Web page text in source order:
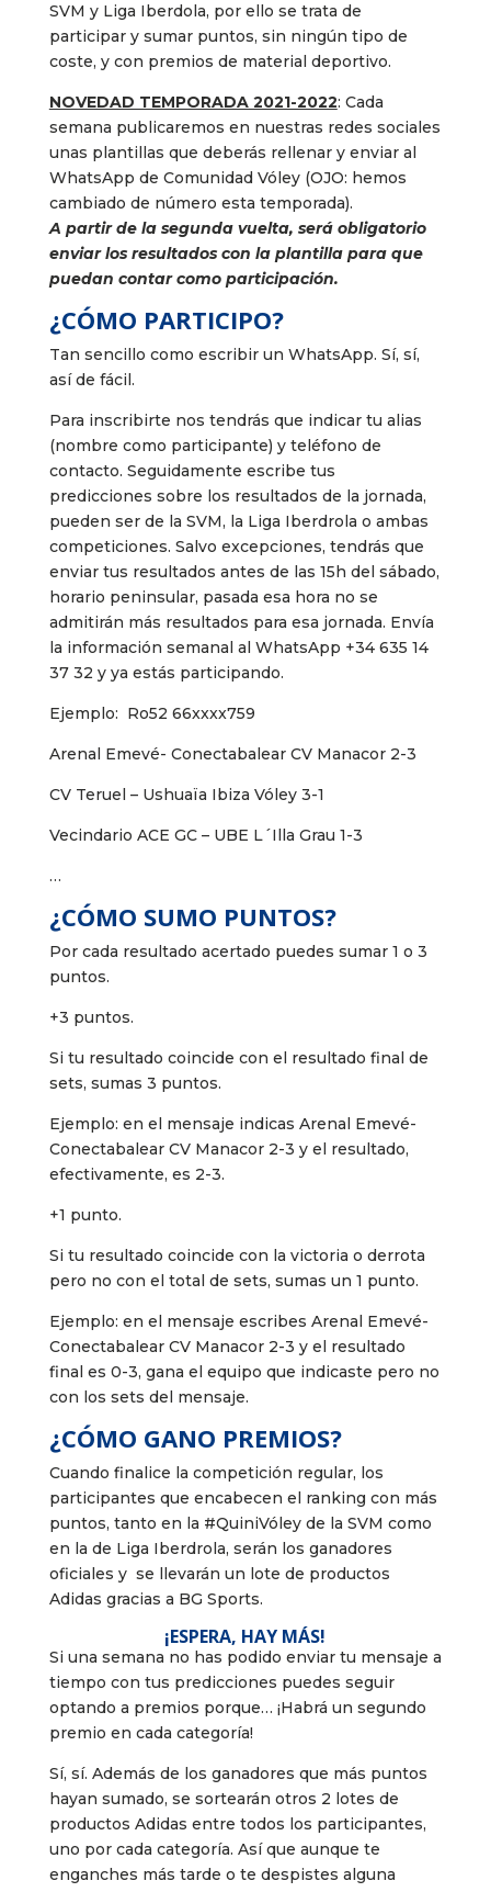
SVM y Liga Iberdola, por ello se trata de
participar y sumar puntos, sin ningún tipo de
coste, y con premios de material deportivo.
NOVEDAD TEMPORADA 2021-2022: Cada
semana publicaremos en nuestras redes sociales
unas plantillas que deberás rellenar y enviar al
WhatsApp de Comunidad Vóley (OJO: hemos
cambiado de número esta temporada).
A partir de la segunda vuelta, será obligatorio
enviar los resultados con la plantilla para que
puedan contar como participación.
¿CÓMO PARTICIPO?
Tan sencillo como escribir un WhatsApp. Sí, sí,
así de fácil.
Para inscribirte nos tendrás que indicar tu alias
(nombre como participante) y teléfono de
contacto. Seguidamente escribe tus
predicciones sobre los resultados de la jornada,
pueden ser de la SVM, la Liga Iberdrola o ambas
competiciones. Salvo excepciones, tendrás que
enviar tus resultados antes de las 15h del sábado,
horario peninsular, pasada esa hora no se
admitirán más resultados para esa jornada. Envía
la información semanal al WhatsApp +34 635 14
37 32 y ya estás participando.
Ejemplo: Ro52 66xxxx759
Arenal Emevé- Conectabalear CV Manacor 2-3
CV Teruel – Ushuaïa Ibiza Vóley 3-1
Vecindario ACE GC – UBE L´Illa Grau 1-3
…
¿CÓMO SUMO PUNTOS?
Por cada resultado acertado puedes sumar 1 o 3
puntos.
+3 puntos.
Si tu resultado coincide con el resultado final de
sets, sumas 3 puntos.
Ejemplo: en el mensaje indicas Arenal Emevé-
Conectabalear CV Manacor 2-3 y el resultado,
efectivamente, es 2-3.
+1 punto.
Si tu resultado coincide con la victoria o derrota
pero no con el total de sets, sumas un 1 punto.
Ejemplo: en el mensaje escribes Arenal Emevé-
Conectabalear CV Manacor 2-3 y el resultado
final es 0-3, gana el equipo que indicaste pero no
con los sets del mensaje.
¿CÓMO GANO PREMIOS?
Cuando finalice la competición regular, los
participantes que encabecen el ranking con más
puntos, tanto en la #QuiniVóley de la SVM como
en la de Liga Iberdrola, serán los ganadores
oficiales y se llevarán un lote de productos
Adidas gracias a BG Sports.
¡ESPERA, HAY MÁS!
Si una semana no has podido enviar tu mensaje a
tiempo con tus predicciones puedes seguir
optando a premios porque… ¡Habrá un segundo
premio en cada categoría!
Sí, sí. Además de los ganadores que más puntos
hayan sumado, se sortearán otros 2 lotes de
productos Adidas entre todos los participantes,
uno por cada categoría. Así que aunque te
enganches más tarde o te despistes alguna